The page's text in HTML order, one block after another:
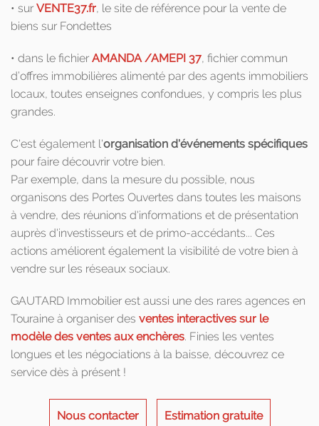
• sur VENTE37.fr, le site de référence pour la vente de
biens sur Fondettes
• dans le fichier AMANDA /AMEPI 37, fichier commun
d’offres immobilières alimenté par des agents immobiliers
locaux, toutes enseignes confondues, y compris les plus
grandes.
C'est également l'organisation d'événements spécifiques
pour faire découvrir votre bien.
Par exemple, dans la mesure du possible, nous
organisons des Portes Ouvertes dans toutes les maisons
à vendre, des réunions d'informations et de présentation
auprès d'investisseurs et de primo-accédants... Ces
actions améliorent également la visibilité de votre bien à
vendre sur les réseaux sociaux.
GAUTARD Immobilier est aussi une des rares agences en
Touraine à organiser des ventes interactives sur le
modèle des ventes aux enchères. Finies les ventes
longues et les négociations à la baisse, découvrez ce
service dès à présent !
Nous contacter Estimation gratuite